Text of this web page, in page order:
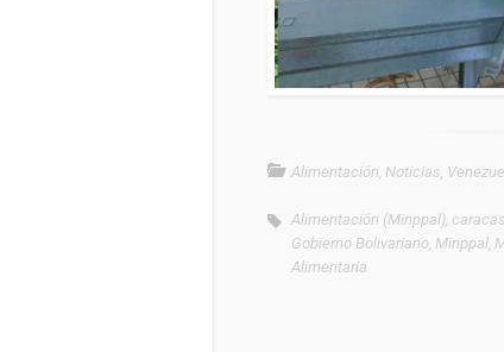
Alimentación Noticias
Alimentación (Minppal) caracas
Gobierno Bolivariano Minppal
Alimentaria